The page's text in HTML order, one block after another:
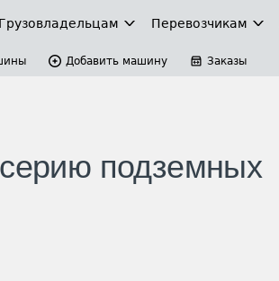
Грузовладельцам Перевозчикам
Добавить машину Заказы
подземных